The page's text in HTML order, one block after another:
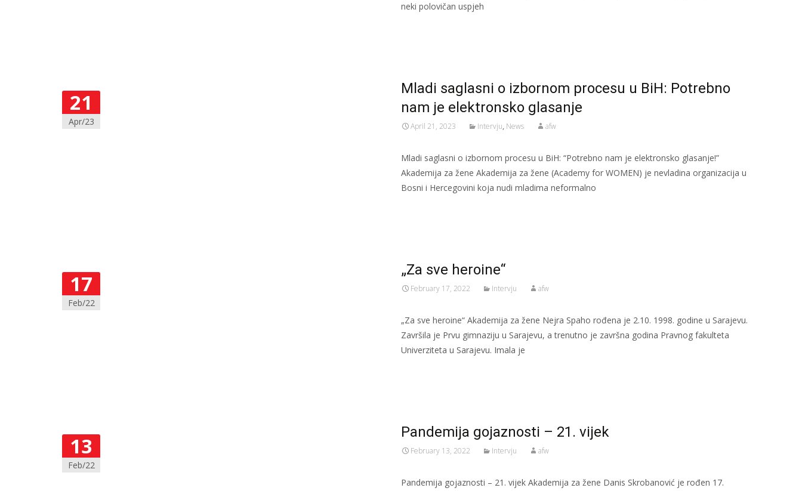
neki polovičan uspjeh
21
Apr/23
Mladi saglasni o izbornom procesu u BiH: Potrebno
nam je elektronsko glasanje
April 21, 2023 Intervju, News afw
Mladi saglasni o izbornom procesu u BiH: “Potrebno nam je elektronsko glasanje!”
Akademija za žene Akademija za žene (Academy for WOMEN) je nevladina organizacija u
Bosni i Hercegovini koja nudi mladima neformalno
17
Feb/22
„Za sve heroine“
February 17, 2022 Intervju afw
„Za sve heroine“ Akademija za žene Nejra Spaho rođena je 2.10. 1998. godine u Sarajevu.
Završila je Prvu gimnaziju u Sarajevu, a trenutno je završna godina Pravnog fakulteta
Univerziteta u Sarajevu. Imala je
13
Feb/22
Pandemija gojaznosti – 21. vijek
February 13, 2022 Intervju afw
Pandemija gojaznosti – 21. vijek Akademija za žene Danis Skrobanović je rođen 17.